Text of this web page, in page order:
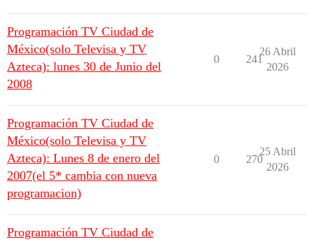
Programación TV Ciudad de
México(solo Televisa y TV
Azteca): lunes 30 de Junio del
2008
0 241
26 Abril
2026
Programación TV Ciudad de
México(solo Televisa y TV
Azteca): Lunes 8 de enero del
2007(el 5* cambia con nueva
programacion)
0 270
25 Abril
2026
Programación TV Ciudad de